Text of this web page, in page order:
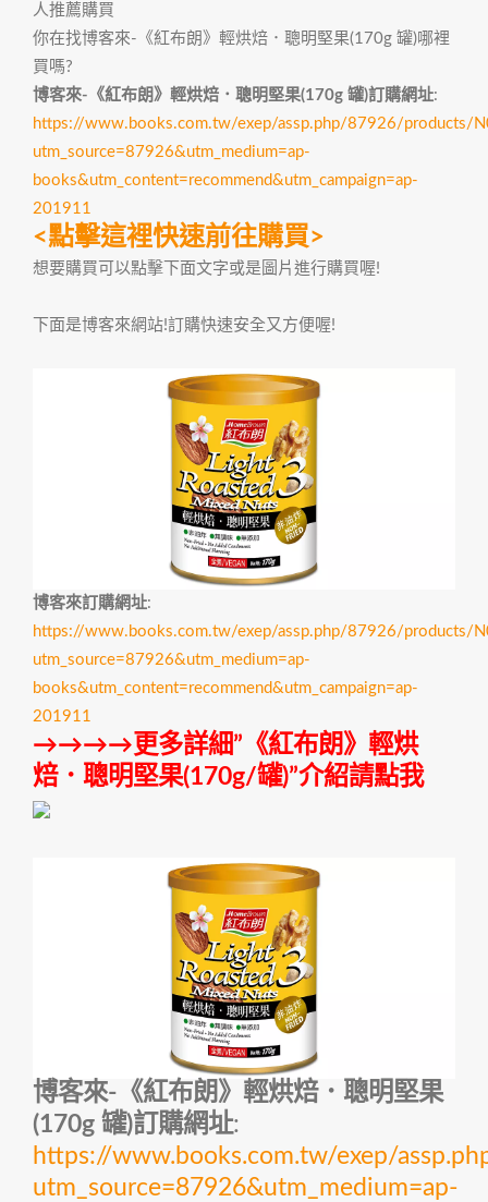
人推薦購買
你在找博客來-《紅布朗》輕烘焙．聰明堅果(170g 罐)哪裡
買嗎?
博客來-《紅布朗》輕烘焙．聰明堅果(170g 罐)訂購網址:
https://www.books.com.tw/exep/assp.php/87926/products/
utm_source=87926&utm_medium=ap-
books&utm_content=recommend&utm_campaign=ap-
201911
<點擊這裡快速前往購買>
想要購買可以點擊下面文字或是圖片進行購買喔!
下面是博客來網站!訂購快速安全又方便喔!
博客來訂購網址:
https://www.books.com.tw/exep/assp.php/87926/products/
utm_source=87926&utm_medium=ap-
books&utm_content=recommend&utm_campaign=ap-
201911
→→→→更多詳細”《紅布朗》輕烘
焙．聰明堅果(170g/罐)”介紹請點我
博客來-《紅布朗》輕烘焙．聰明堅果
(170g 罐)訂購網址:
https://www.books.com.tw/exep/
utm_source=87926&utm_medium=ap-